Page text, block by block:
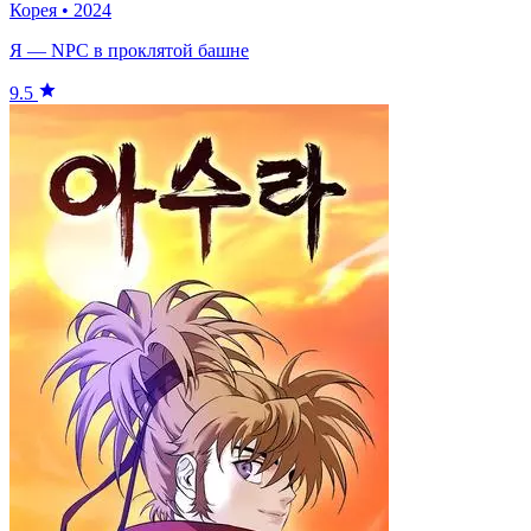
Корея • 2024
Я — NPC в проклятой башне
9.5